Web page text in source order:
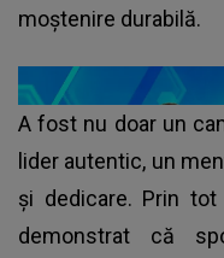
moștenire durabilă.
A fost nu doar un
lider autentic, un
și dedicare. Prin
demonstrat că